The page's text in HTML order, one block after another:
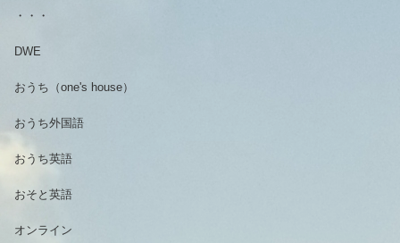
・・・
DWE
おうち（one's house）
おうち外国語
おうち英語
おそと英語
オンライン